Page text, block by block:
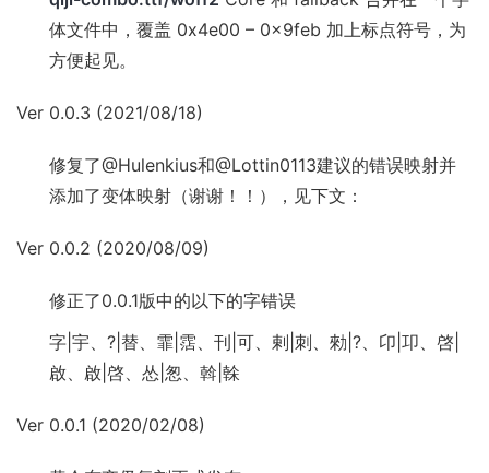
体文件中，覆盖 0x4e00 – 0x9feb 加上标点符号，为
方便起见。
Ver 0.0.3 (2021/08/18)
修复了@Hulenkius和@Lottin0113建议的错误映射并
添加了变体映射（谢谢！！），见下文：
Ver 0.0.2 (2020/08/09)
修正了0.0.1版中的以下的字错误
字|宇、?|替、霏|霑、刊|可、剌|刺、勑|?、卬|卭、啓|
啟、啟|啓、怂|怱、斡|榦
Ver 0.0.1 (2020/02/08)